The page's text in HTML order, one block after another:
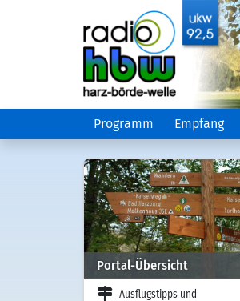
Programm Empfang
Portal-Übersicht
Ausflugstipps und